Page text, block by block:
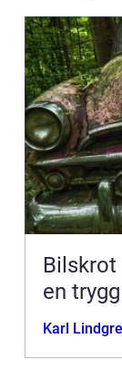
Bilskrot i
en
Karl